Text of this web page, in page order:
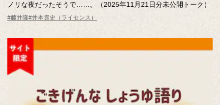
ノリな夜だったそうで……。（2025年11月21日分未公開トーク）
#藤井隆#井本貴史（ライセンス）